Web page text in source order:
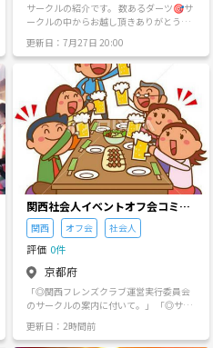
サークルの紹介です。 数あるダーツ🎯サ
ークルの中からお越し頂きありがとうご
したお店で新しくサークルを作りたいと
思います。 既存のサークルではないので
先輩後輩などの関係はありません。 1か
ら一緒にサークルを盛り上げませんか？
活動場所は祇園四条のあるダーツバー
【ダーツ＆カラオケ＆餃子バーRomeo】
京都市東山区弁財天町12 祇園シャトービ
ル4階B号室 活動時間は平日19:00〜を予
定 19:00-21:00は営業前なのでチャージ
等なし ドリンクも持ち込みOKです。 人
数が増えれば月末の土曜日に合同練習や
ハウストーナメントを開催したいと思っ
ています。 日曜日祝日なども今後検討し
ていきます。 入会金、年会費などは必要
ありません。 ダーツ料金のみとなりま
す。 初心者大歓迎です。 連絡お待ちして
おります。 お店のインスタ https://ww
w.instagram.com/dartsbar_romeo
更新日：7月27日 20:00
関西社会人イベントオフ会コミュ
ニティサークル関西フレンズクラ
ブ運営実行委員会
関西 オフ会 社会人
評価 0件
京都府
「◎関西フレンズクラブ運営実行委員会
のサークルの案内に付いて。」 「◎サー
クルの案内に付いて。」 ※ 管理人会長お
かもっちゃん（ひろしくん)の関西社会人
更新日：2時間前